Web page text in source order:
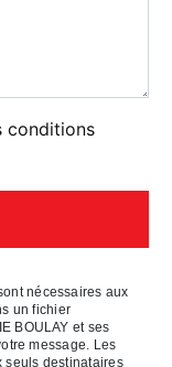
conditions
nécessaires aux
un fichier
BOULAY et ses
message. Les
seuls destinataires